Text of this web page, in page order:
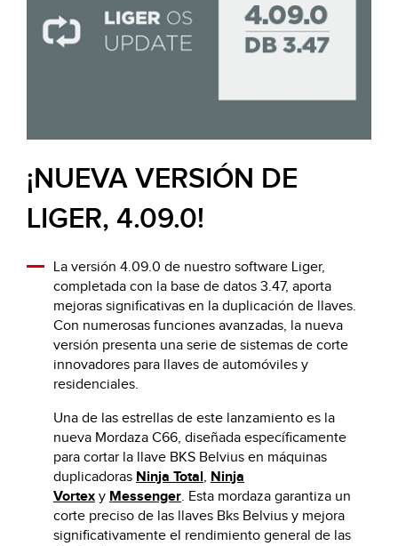
¡NUEVA VERSIÓN DE
LIGER, 4.09.0!
La versión 4.09.0 de nuestro software Liger,
completada con la base de datos 3.47, aporta
mejoras significativas en la duplicación de llaves.
Con numerosas funciones avanzadas, la nueva
versión presenta una serie de sistemas de corte
innovadores para llaves de automóviles y
residenciales.
Una de las estrellas de este lanzamiento es la
nueva Mordaza C66, diseñada específicamente
para cortar la llave BKS Belvius en máquinas
duplicadoras Ninja Total, Ninja
Vortex y Messenger. Esta mordaza garantiza un
corte preciso de las llaves Bks Belvius y mejora
significativamente el rendimiento general de las